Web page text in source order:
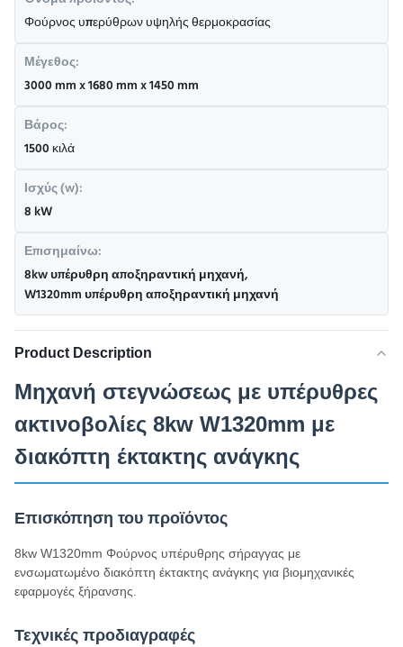
Φούρνος υπερύθρων υψηλής θερμοκρασίας
Μέγεθος:
3000 mm x 1680 mm x 1450 mm
Βάρος:
1500 κιλά
Ισχύς (w):
8 kW
Επισημαίνω:
8kw υπέρυθρη αποξηραντική μηχανή,
W1320mm υπέρυθρη αποξηραντική μηχανή
Product Description
Μηχανή στεγνώσεως με υπέρυθρες
ακτινοβολίες 8kw W1320mm με
διακόπτη έκτακτης ανάγκης
Επισκόπηση του προϊόντος
8kw W1320mm Φούρνος υπέρυθρης σήραγγας με
ενσωματωμένο διακόπτη έκτακτης ανάγκης για βιομηχανικές
εφαρμογές ξήρανσης.
Τεχνικές προδιαγραφές